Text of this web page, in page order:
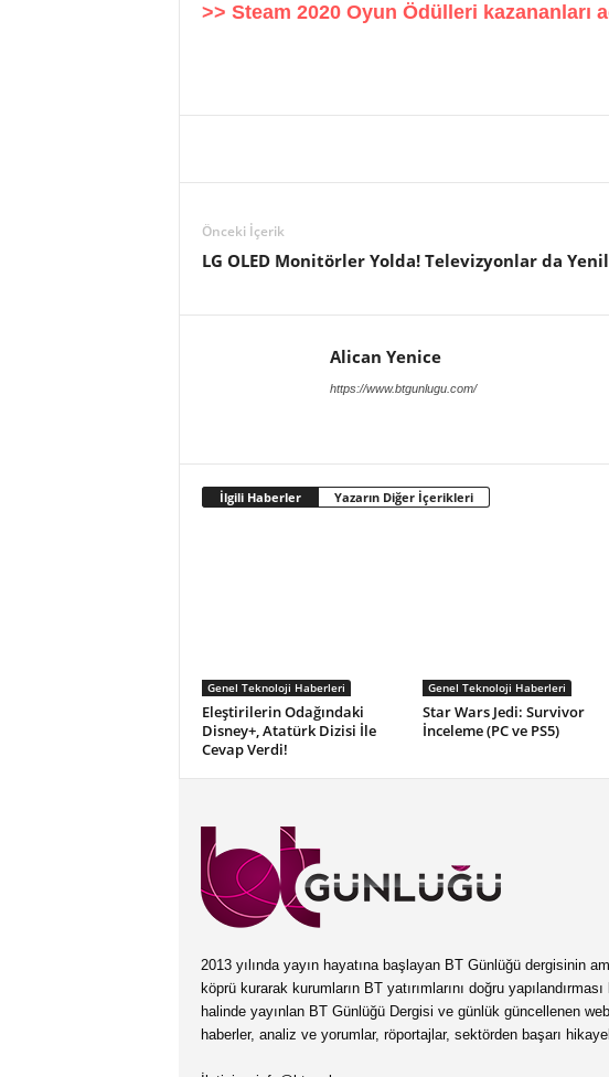
>> Steam 2020 Oyun Ödülleri kazananları
Önceki İçerik
LG OLED Monitörler Yolda! Televizyonlar da
Alican Yenice
https://www.btgunlugu.com/
İlgili Haberler Yazarın Diğer İçerikleri
Genel Teknoloji Haberleri
Eleştirilerin Odağındaki
Disney+, Atatürk Dizisi İle
Cevap Verdi!
Genel Teknoloji Haberleri
Star Wars Jedi: Survivor
İnceleme (PC ve PS5)
2013 yılında yayın hayatına başlayan BT Günlüğü dergisinin
köprü kurarak kurumların BT yatırımlarını doğru
halinde yayınlan BT Günlüğü Dergisi ve günlük güncellenen
haberler, analiz ve yorumlar, röportajlar, sektörden başarı